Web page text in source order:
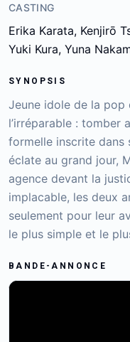
CASTING
Erika Karata, Kenjirō
Yuki Kura, Yuna
SYNOPSIS
Jeune idole de la pop
l’irréparable : tomber
formelle inscrite dans
éclate au grand jour,
agence devant la
implacable, les deux
seulement pour leur
le plus simple et le
BANDE-ANNONCE